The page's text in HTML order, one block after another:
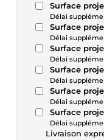
Surface
Délai
Surface
Délai
Surface
Délai
Surface
Délai
Surface
Délai
Surface
Délai
Livraison